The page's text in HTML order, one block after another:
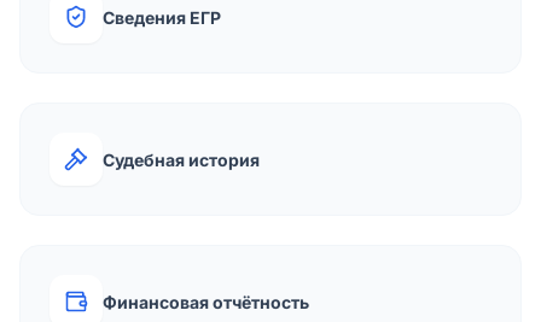
Сведения ЕГР
Судебная история
Финансовая отчётность